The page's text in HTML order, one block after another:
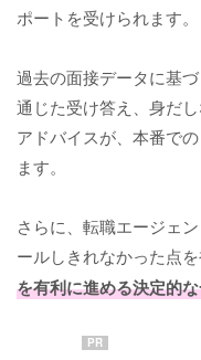
ポートを受けられます。
過去の面接データに基
通じた受け答え、身だ
アドバイスが、本番で
ます。
さらに、転職エージェ
ールしきれなかった点
を有利に進める決定的
PR